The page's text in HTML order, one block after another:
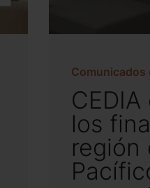
Comunicados
los
región